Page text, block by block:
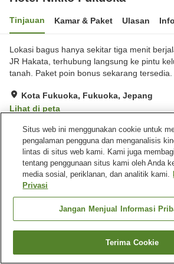
Tinjauan Kamar & Paket Ulasan
Lokasi bagus hanya sekitar tiga menit
JR Hakata, terhubung langsung ke pintu
tanah. Paket poin bonus sekarang tersedia.
Kota Fukuoka, Fukuoka, Jepang
Lihat di peta
Hebat Ulasan:555
Fasilitas properti
Tempat parkir
Sauna
Spa / Salon kecantikan
Beranda Jepang Fukuoka
Kota
Hotel Nikko Fukuoka
Cari kamar
Situs web ini menggunakan cookie untuk
pengalaman pengguna dan menganalisis
lintas di situs web kami. Kami juga
tentang penggunaan situs kami oleh Anda
media sosial, periklanan, dan analitik kami.
Privasi
Jangan Menjual Informasi
Terima Cookie